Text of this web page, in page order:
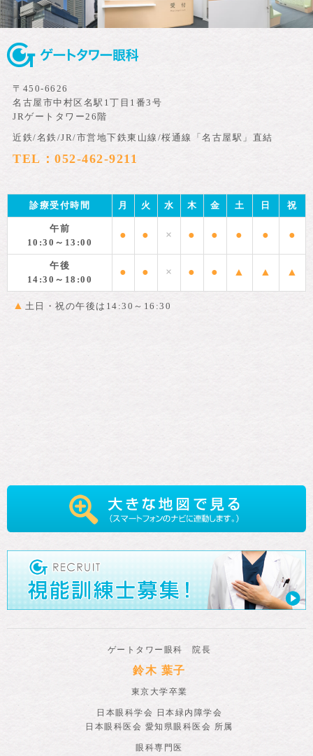
〒450-6626
名古屋市中村区名駅1丁目1番3号
JRゲートタワー26階
近鉄/名鉄/JR/市営地下鉄東山線/桜通線「名古屋駅」直結
TEL：052-462-9211
診療受付時間 月 火 水 木 金 土 日 祝
午前
10:30～13:00
● ● × ● ● ● ● ●
午後
14:30～18:00
● ● × ● ● ▲ ▲ ▲
▲ 土日・祝の午後は14:30～16:30
ゲートタワー眼科 院長
鈴木 葉子
東京大学卒業
日本眼科学会 日本緑内障学会
日本眼科医会 愛知県眼科医会 所属
眼科専門医